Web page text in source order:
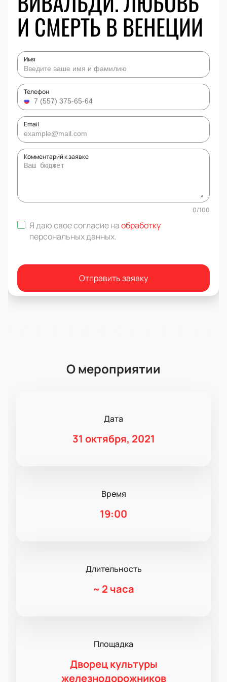
И СМЕРТЬ В ВЕНЕЦИИ
Имя
Телефон
Email
Комментарий к заявке
0/100
Я даю свое согласие наобработку
персональных данных.
Отправить заявку
О мероприятии
Дата
31 октября, 2021
Время
19:00
Длительность
~ 2 часа
Площадка
Дворец культуры
железнодорожников